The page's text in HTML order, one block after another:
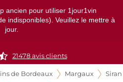
ancien pour utiliser 1jour1vin
indisponibles). Veuillez le mettre à
jour.
21478avis clients
de Bordeaux Margaux Siran